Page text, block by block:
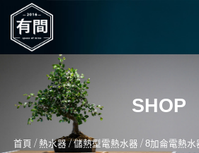
SHOP
首頁 / 熱水器/儲熱型電熱水器 / 8加侖電熱水